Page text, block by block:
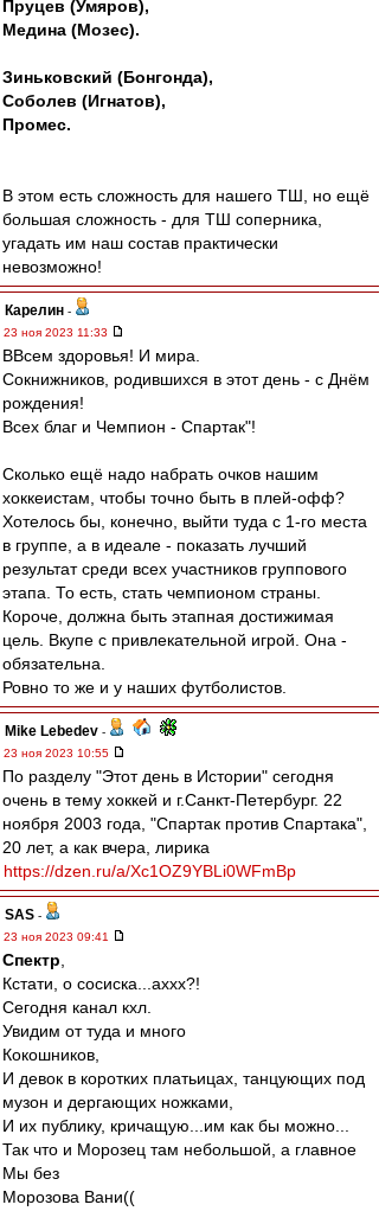
Пруцев (Умяров),
Медина (Мозес).
Зиньковский (Бонгонда),
Соболев (Игнатов),
Промес.
В этом есть сложность для нашего ТШ, но ещё
большая сложность - для ТШ соперника,
угадать им наш состав практически
невозможно!
Карелин -
23 ноя 2023 11:33
ВВсем здоровья! И мира.
Сокнижников, родившихся в этот день - с Днём
рождения!
Всех благ и Чемпион - Спартак"!
Сколько ещё надо набрать очков нашим
хоккеистам, чтобы точно быть в плей-офф?
Хотелось бы, конечно, выйти туда с 1-го места
в группе, а в идеале - показать лучший
результат среди всех участников группового
этапа. То есть, стать чемпионом страны.
Короче, должна быть этапная достижимая
цель. Вкупе с привлекательной игрой. Она -
обязательна.
Ровно то же и у наших футболистов.
Mike Lebedev -
23 ноя 2023 10:55
По разделу "Этот день в Истории" сегодня
очень в тему хоккей и г.Санкт-Петербург. 22
ноября 2003 года, "Спартак против Спартака",
20 лет, а как вчера, лирика
https://dzen.ru/a/Xc1OZ9YBLi0WFmBp
SAS -
23 ноя 2023 09:41
Спектр
Кстати, о сосиска...аххх?!
Сегодня канал кхл.
Увидим от туда и много
Кокошников,
И девок в коротких платьицах, танцующих под
музон и дергающих ножками,
И их публику, кричащую...им как бы можно...
Так что и Морозец там небольшой, а главное
Мы без
Морозова Вани((